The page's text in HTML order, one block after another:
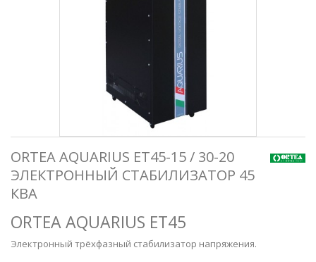
ORTEA AQUARIUS ET45-15 / 30-20
ЭЛЕКТРОННЫЙ СТАБИЛИЗАТОР 45
КВА
ORTEA AQUARIUS ET45
Электронный трёхфазный стабилизатор напряжения.